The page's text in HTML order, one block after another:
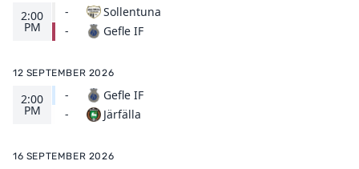
2:00
PM
-
-
Sollentuna
Gefle IF
12 SEPTEMBER 2026
2:00
PM
-
-
Gefle IF
Järfälla
16 SEPTEMBER 2026